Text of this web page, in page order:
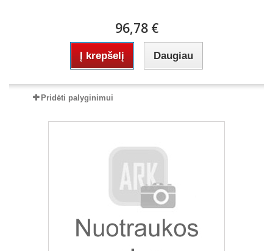
96,78 €
Į krepšelį Daugiau
Pridėti palyginimui